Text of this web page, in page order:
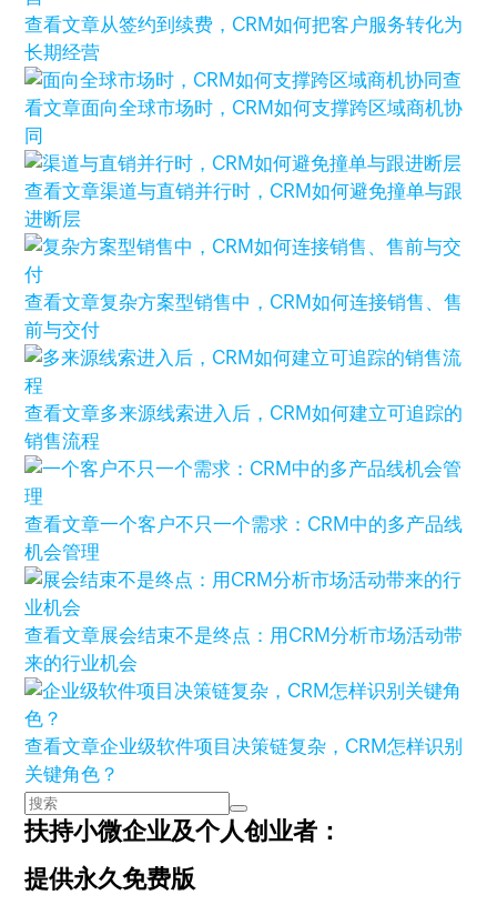
查看文章从签约到续费，CRM如何把客户服务转化为
长期经营
查
看文章面向全球市场时，CRM如何支撑跨区域商机协
同
查看文章渠道与直销并行时，CRM如何避免撞单与跟
进断层
查看文章复杂方案型销售中，CRM如何连接销售、售
前与交付
查看文章多来源线索进入后，CRM如何建立可追踪的
销售流程
查看文章一个客户不只一个需求：CRM中的多产品线
机会管理
查看文章展会结束不是终点：用CRM分析市场活动带
来的行业机会
查看文章企业级软件项目决策链复杂，CRM怎样识别
关键角色？
扶持小微企业及个人创业者：
提供永久免费版